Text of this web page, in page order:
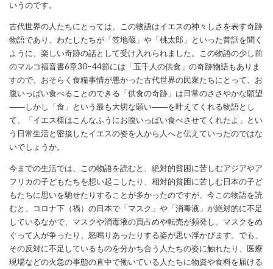
いうのです。
古代世界の人たちにとっては、この物語はイエスの神々しさを表す奇跡
物語であり、わたしたちが「笠地蔵」や「桃太郎」といった昔話を聞く
ように、楽しい奇跡の話として受け入れられました。この物語の少し前
のマルコ福音書6章30−44節には「五千人の供食」の奇跡物語もありま
すので、おそらく食糧事情が悪かった古代世界の民衆たちにとって、お
腹いっぱい食べることのできる「供食の奇跡」は日常のささやかな願望
――しかし「食」という最も大切な願い――を叶えてくれる物語とし
て、「イエス様はこんなふうにお腹いっぱい食べさせてくれたよ」とい
う日常生活と密接したイエスの姿を人から人へと伝えていったのではな
いでしょうか。
今までの生活では、この物語を読むと、絶対的貧困に苦しむアジアやア
フリカの子どもたちを想い起こしたり、相対的貧困に苦しむ日本の子ど
もたちに思いを馳せたりすることが多かったのですが、今この物語を読
むと、コロナ下（禍）の日本で「マスク」や「消毒液」が絶対的に不足
しているなかで、マスクや消毒液の買占めや転売が頻発し、マスクをめ
ぐって人が争ったり、怒鳴りあったりする姿が思い浮かびます。でも、
その反対に不足しているものを分かち合う人たちの姿に触れたり、医療
現場などの火急の事態の直中で働いている人たちに物資や食料を届ける